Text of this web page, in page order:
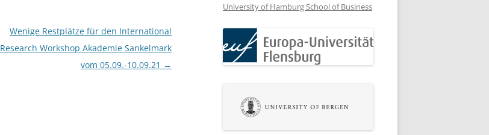
Wenige Restplätze für den International
Research Workshop Akademie Sankelmark
vom 05.09.-10.09.21 →
University of Hamburg School of Business